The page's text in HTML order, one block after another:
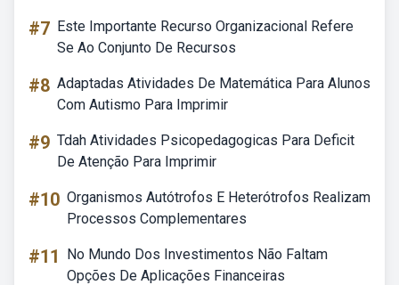
#7 Este Importante Recurso Organizacional Refere
Se Ao Conjunto De Recursos
#8 Adaptadas Atividades De Matemática Para Alunos
Com Autismo Para Imprimir
#9 Tdah Atividades Psicopedagogicas Para Deficit
De Atenção Para Imprimir
#10 Organismos Autótrofos E Heterótrofos Realizam
Processos Complementares
#11
No Mundo Dos Investimentos Não Faltam
Opções De Aplicações Financeiras